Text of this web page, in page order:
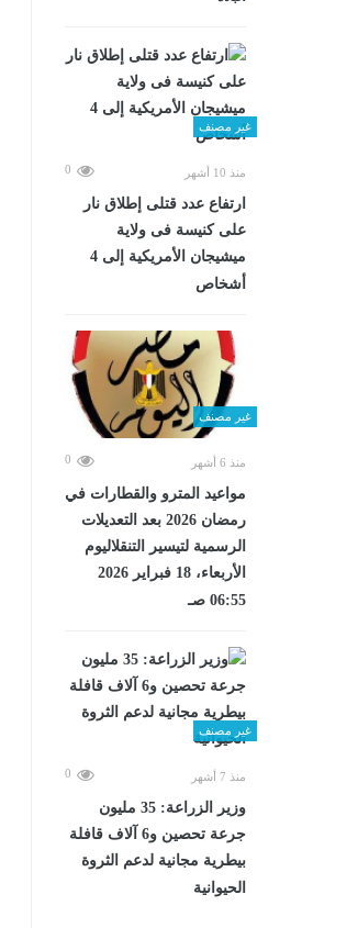
غير مصنف
منذ 10 أشهر 0
ارتفاع عدد قتلى إطلاق نار
على كنيسة فى ولاية
ميشيجان الأمريكية إلى 4
أشخاص
غير مصنف
منذ 6 أشهر 0
مواعيد المترو والقطارات في
رمضان 2026 بعد التعديلات
الرسمية لتيسير التنقلاليوم
الأربعاء، 18 فبراير 2026
06:55 صـ
غير مصنف
منذ 7 أشهر 0
وزير الزراعة: 35 مليون
جرعة تحصين و6 آلاف قافلة
بيطرية مجانية لدعم الثروة
الحيوانية